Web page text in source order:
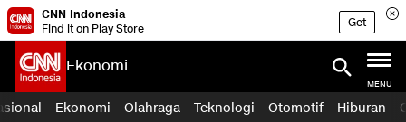
CNN Indonesia
Find it on Play Store
Get
Ekonomi
MENU
Ekonomi Olahraga Teknologi Otomotif Hiburan